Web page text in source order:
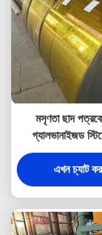
মসৃণতা ছাদ
গ্যালভানাইজড
লেপযুক্ত কয়েল
কয়েল
এখন চ্যাট